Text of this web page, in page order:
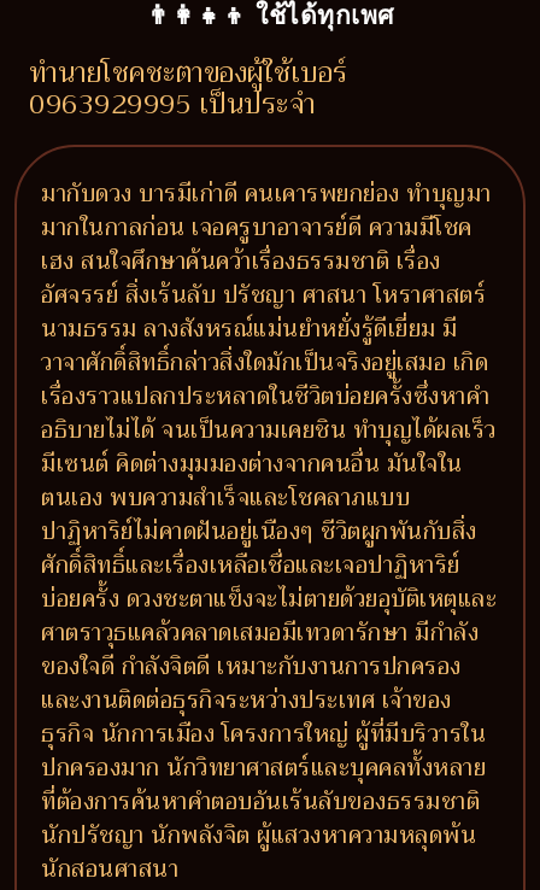
👨‍👩‍👧‍👦 ใช้ได้ทุกเพศ
ทำนายโชคชะตาของผู้ใช้เบอร์
0963929995 เป็นประจำ
มากับดวง บารมีเก่าดี คนเคารพยกย่อง ทำบุญมา
มากในกาลก่อน เจอครูบาอาจารย์ดี ความมีโชค
เฮง สนใจศึกษาค้นคว้าเรื่องธรรมชาติ เรื่อง
อัศจรรย์ สิ่งเร้นลับ ปรัชญา ศาสนา โหราศาสตร์
นามธรรม ลางสังหรณ์แม่นยำหยั่งรู้ดีเยี่ยม มี
วาจาศักดิ์สิทธิ์กล่าวสิ่งใดมักเป็นจริงอยู่เสมอ เกิด
เรื่องราวแปลกประหลาดในชีวิตบ่อยครั้งซึ่งหาคำ
อธิบายไม่ได้ จนเป็นความเคยชิน ทำบุญได้ผลเร็ว
มีเซนต์ คิดต่างมุมมองต่างจากคนอื่น มันใจใน
ตนเอง พบความสำเร็จและโชคลาภแบบ
ปาฏิหาริย์ไม่คาดฝันอยู่เนืองๆ ชีวิตผูกพันกับสิ่ง
ศักดิ์สิทธิ์และเรื่องเหลือเชื่อและเจอปาฏิหาริย์
บ่อยครั้ง ดวงชะตาแข็งจะไม่ตายด้วยอุบัติเหตุและ
ศาตราวุธแคล้วคลาดเสมอมีเทวดารักษา มีกำลัง
ของใจดี กำลังจิตดี เหมาะกับงานการปกครอง
และงานติดต่อธุรกิจระหว่างประเทศ เจ้าของ
ธุรกิจ นักการเมือง โครงการใหญ่ ผู้ที่มีบริวารใน
ปกครองมาก นักวิทยาศาสตร์และบุคคลทั้งหลาย
ที่ต้องการค้นหาคำตอบอันเร้นลับของธรรมชาติ
นักปรัชญา นักพลังจิต ผู้แสวงหาความหลุดพ้น
นักสอนศาสนา